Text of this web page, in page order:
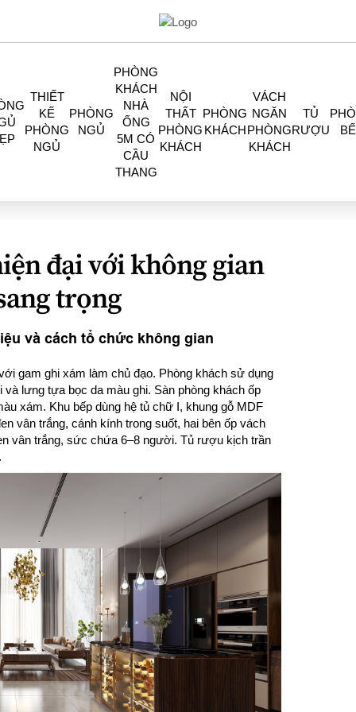
THIẾT
KẾ
PHÒNG
NGỦ
PHÒNG
NGỦ
PHÒNG
KHÁCH
NHÀ
ỐNG
5M CÓ
CẦU
THANG
NỘI
THẤT
PHÒNG
KHÁCH
PHÒNG
KHÁCH
VÁCH
NGĂN
PHÒNG
KHÁCH
TỦ
RƯỢU
đại với không gian
trọng
và cách tổ chức không gian
gam ghi xám làm chủ đạo. Phòng khách sử dụng
lưng tựa bọc da màu ghi. Sàn phòng khách ốp
xám. Khu bếp dùng hệ tủ chữ I, khung gỗ MDF
vân trắng, cánh kính trong suốt, hai bên ốp vách
vân trắng, sức chứa 6–8 người. Tủ rượu kịch trần